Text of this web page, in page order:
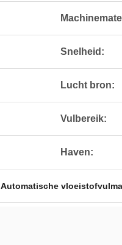
Snelheid:
Lucht bron:
Vulbereik:
Haven:
Automatische